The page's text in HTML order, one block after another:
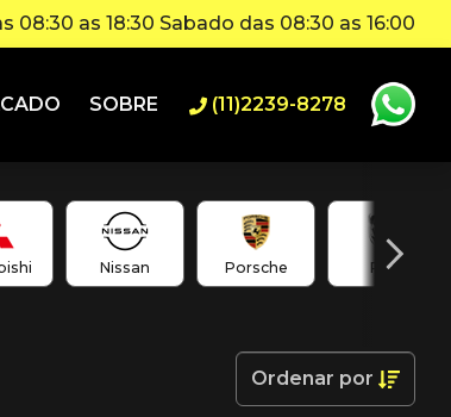
08:30 as 18:30 Sabado das 08:30 as 16:00
SOBRE (11)2239-8278
Nissan Porsche RAM
Ordenar por